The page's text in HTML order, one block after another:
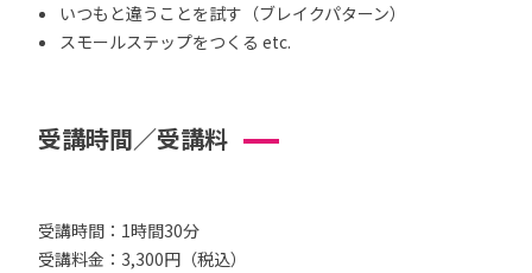
いつもと違うことを試す（ブレイクパターン）
スモールステップをつくる etc.
受講時間／受講料
受講時間：1時間30分
受講料金：3,300円（税込）